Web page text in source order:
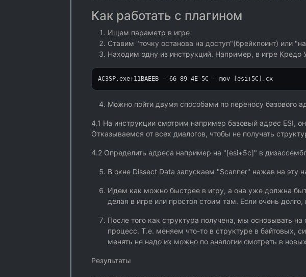
Как работать с плагином
Ищем параметр в игре
Ставим "точку останова на доступ"(брейкпоинт) или
Находим одну из инструкций. Например, в игре Кредо
AC3SP.exe+11BAEEB -66 89 4E5C - mov [esi+5C],cx
Можно пойти двумя способами по переносу базового
4.1 На инструкции смотрим например базовый адрес ESI,
Отказываемся от всех диалогов, чтобы не получать
4.2 Определить адреса например на "[esi+5c]" в
В окне Dissect Data запускаем "Scanner" нажав на эту
Идем как можно быстрее в игру, а она уже должна
делая в игре или простоя стоим там. Если очень
После того как структура получена, мы основывать
процесс. Т.е. меняем что-то в структуре в байтовых,
менять не надо их можно по аналогии смотреть в
Результаты